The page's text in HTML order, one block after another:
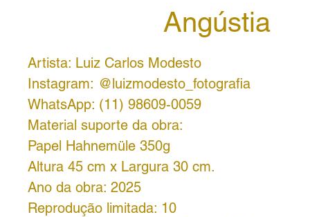
Angústia
Artista: Luiz Carlos Modesto
Instagram: @luizmodesto_fotografia
WhatsApp: (11) 98609-0059
Material suporte da obra:
Papel Hahnemüle 350g
Altura 45 cm x Largura 30 cm.
Ano da obra: 2025
Reprodução limitada: 10